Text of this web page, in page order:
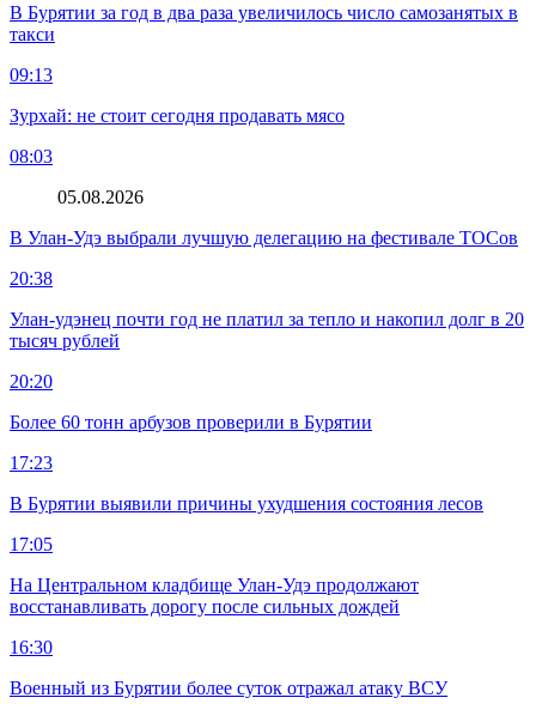
В Бурятии за год в два раза увеличилось число самозанятых в
такси
09:13
Зурхай: не стоит сегодня продавать мясо
08:03
05.08.2026
В Улан-Удэ выбрали лучшую делегацию на фестивале ТОСов
20:38
Улан-удэнец почти год не платил за тепло и накопил долг в 20
тысяч рублей
20:20
Более 60 тонн арбузов проверили в Бурятии
17:23
В Бурятии выявили причины ухудшения состояния лесов
17:05
На Центральном кладбище Улан-Удэ продолжают
восстанавливать дорогу после сильных дождей
16:30
Военный из Бурятии более суток отражал атаку ВСУ